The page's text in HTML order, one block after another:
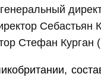
Себастьян
Стефан Курган